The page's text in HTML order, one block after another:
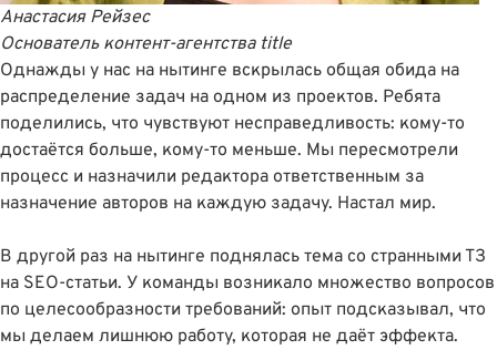
Анастасия Рейзес
Основательконтент-агентства title
Однажды у нас на нытинге вскрылась общая обида на
распределение задач на одном из проектов. Ребята
поделились, что чувствуют несправедливость: кому-то
достаëтся больше, кому-то меньше. Мы пересмотрели
процесс и назначили редактора ответственным за
назначение авторов на каждую задачу. Настал мир.
В другой раз на нытинге поднялась тема со странными ТЗ
на SEO-статьи. У команды возникало множество вопросов
по целесообразности требований: опыт подсказывал, что
мы делаем лишнюю работу, которая не даëт эффекта.